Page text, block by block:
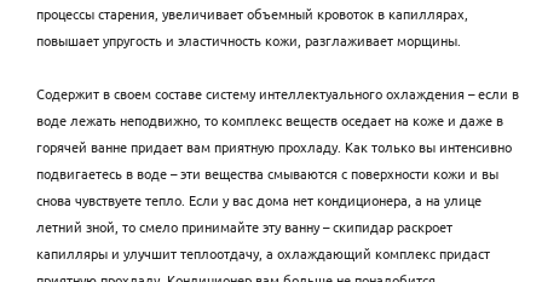
процессы старения, увеличивает объемный кровоток в капиллярах,
повышает упругость и эластичность кожи, разглаживает морщины.
Содержит в своем составе систему интеллектуального охлаждения – если в
воде лежать неподвижно, то комплекс веществ оседает на коже и даже в
горячей ванне придает вам приятную прохладу. Как только вы интенсивно
подвигаетесь в воде – эти вещества смываются с поверхности кожи и вы
снова чувствуете тепло. Если у вас дома нет кондиционера, а на улице
летний зной, то смело принимайте эту ванну – скипидар раскроет
капилляры и улучшит теплоотдачу, а охлаждающий комплекс придаст